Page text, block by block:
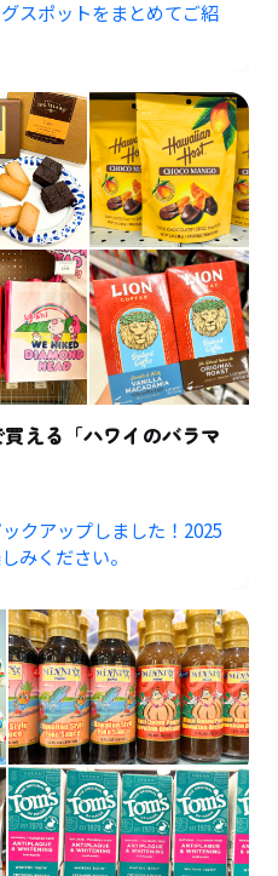
スポットをまとめてご紹
買える「ハワイのバラマ
クアップしました！2025
みください。